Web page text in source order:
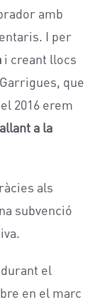
amb
I per
i creant llocs
que
2016 erem
a la
als
subvenció
el
en el marc